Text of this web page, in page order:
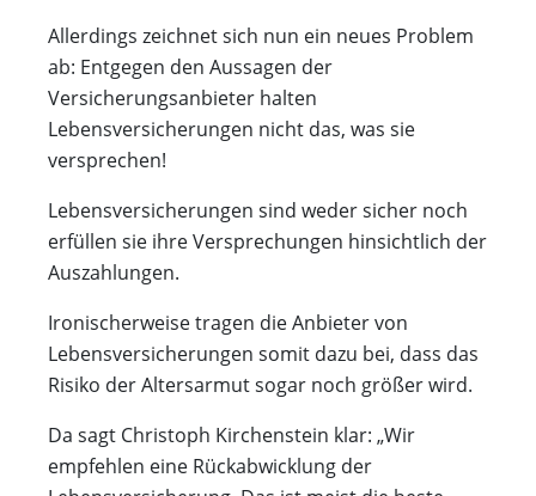
Allerdings zeichnet sich nun ein neues Problem
ab: Entgegen den Aussagen der
Versicherungsanbieter halten
Lebensversicherungen nicht das, was sie
versprechen!
Lebensversicherungen sind weder sicher noch
erfüllen sie ihre Versprechungen hinsichtlich der
Auszahlungen.
Ironischerweise tragen die Anbieter von
Lebensversicherungen somit dazu bei, dass das
Risiko der Altersarmut sogar noch größer wird.
Da sagt Christoph Kirchenstein klar: „Wir
empfehlen eine Rückabwicklung der